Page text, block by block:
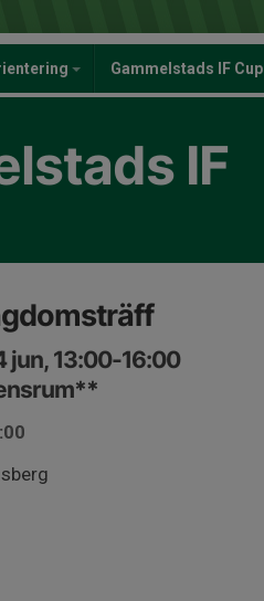
Gammelstads IF Cup
IF
jun, 13:00-16:00